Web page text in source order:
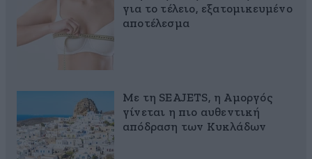
για το τέλειο, εξατομικευμένο
αποτέλεσμα
Με τη SEAJETS, η Αμοργός
γίνεται η πιο αυθεντική
απόδραση των Κυκλάδων